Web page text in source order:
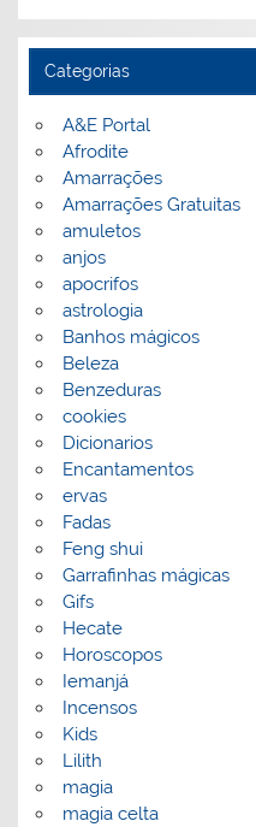
Categorias
A&E Portal
Afrodite
Amarrações
Amarrações Gratuitas
amuletos
anjos
apocrifos
astrologia
Banhos mágicos
Beleza
Benzeduras
cookies
Dicionarios
Encantamentos
ervas
Fadas
Feng shui
Garrafinhas mágicas
Gifs
Hecate
Horoscopos
Iemanjá
Incensos
Kids
Lilith
magia
magia celta